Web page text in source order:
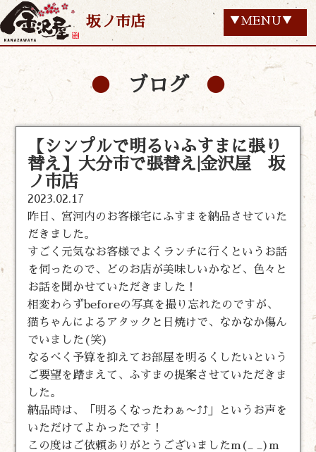
坂ノ市店 ▼MENU▼
ブログ
【シンプルで明るいふすまに張り
替え】大分市で張替え|金沢屋 坂
ノ市店
2023.02.17
昨日、宮河内のお客様宅にふすまを納品させていた
だきました。
すごく元気なお客様でよくランチに行くというお話
を伺ったので、どのお店が美味しいかなど、色々と
お話を聞かせていただきました！
相変わらずbeforeの写真を撮り忘れたのですが、
猫ちゃんによるアタックと日焼けで、なかなか傷ん
でいました(笑)
なるべく予算を抑えてお部屋を明るくしたいという
ご要望を踏まえて、ふすまの提案させていただきま
した。
納品時は、「明るくなったわぁ〜⤴︎⤴︎」というお声を
いただけてよかったです！
この度はご依頼ありがとうございましたm(_ _)m